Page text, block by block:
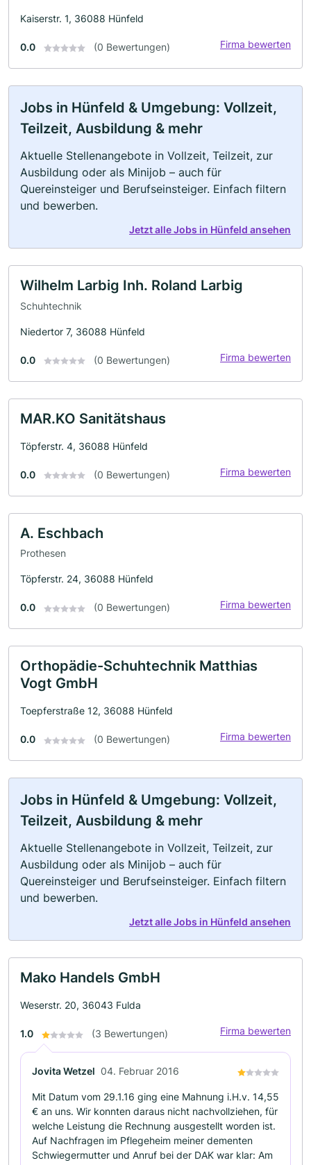
Kaiserstr. 1, 36088 Hünfeld
0.0 (0 Bewertungen) Firma bewerten
Jobs in Hünfeld & Umgebung: Vollzeit,
Teilzeit, Ausbildung & mehr
Aktuelle Stellenangebote in Vollzeit, Teilzeit, zur
Ausbildung oder als Minijob – auch für
Quereinsteiger und Berufseinsteiger. Einfach filtern
und bewerben.
Jetzt alle Jobs in Hünfeld ansehen
Wilhelm Larbig Inh. Roland Larbig
Schuhtechnik
Niedertor 7, 36088 Hünfeld
0.0 (0 Bewertungen) Firma bewerten
MAR.KO Sanitätshaus
Töpferstr. 4, 36088 Hünfeld
0.0 (0 Bewertungen) Firma bewerten
A. Eschbach
Prothesen
Töpferstr. 24, 36088 Hünfeld
0.0 (0 Bewertungen) Firma bewerten
Orthopädie-Schuhtechnik Matthias
Vogt GmbH
Toepferstraße 12, 36088 Hünfeld
0.0 (0 Bewertungen) Firma bewerten
Jobs in Hünfeld & Umgebung: Vollzeit,
Teilzeit, Ausbildung & mehr
Aktuelle Stellenangebote in Vollzeit, Teilzeit, zur
Ausbildung oder als Minijob – auch für
Quereinsteiger und Berufseinsteiger. Einfach filtern
und bewerben.
Jetzt alle Jobs in Hünfeld ansehen
Mako Handels GmbH
Weserstr. 20, 36043 Fulda
1.0 (3 Bewertungen) Firma bewerten
Jovita Wetzel 04. Februar 2016
Mit Datum vom 29.1.16 ging eine Mahnung i.H.v. 14,55
€ an uns. Wir konnten daraus nicht nachvollziehen, für
welche Leistung die Rechnung ausgestellt worden ist.
Auf Nachfragen im Pflegeheim meiner dementen
Schwiegermutter und Anruf bei der DAK war klar: Am